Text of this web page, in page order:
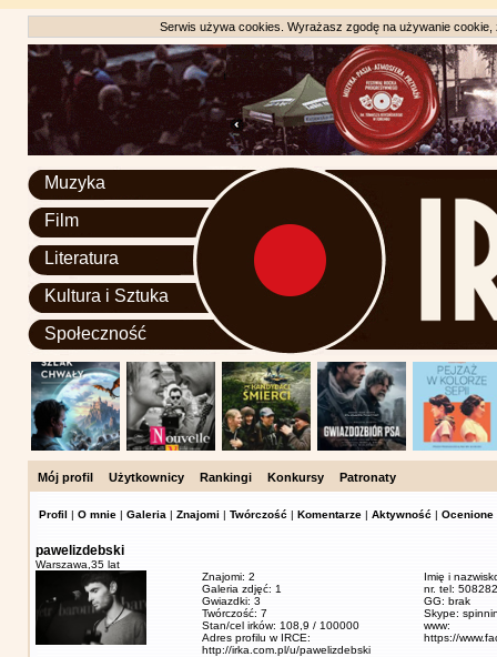
Serwis używa cookies. Wyrażasz zgodę na używanie
Muzyka
Film
Literatura
Kultura i Sztuka
Społeczność
Mój profil Użytkownicy Rankingi Konkursy Patronaty
Profil | O mnie | Galeria | Znajomi | Twórczość | Komentarze | Aktywność | Ocenione
pawelizdebski
Warszawa, 35 lat
Znajomi: 2
Galeria zdjęć: 1
Gwiazdki: 3
Twórczość: 7
Stan/cel irków: 108,9 / 100000
Adres profilu w IRCE:
http://irka.com.pl/u/pawelizdebski
Imię i
nr. tel:
GG: brak
Skype:
www:
https://